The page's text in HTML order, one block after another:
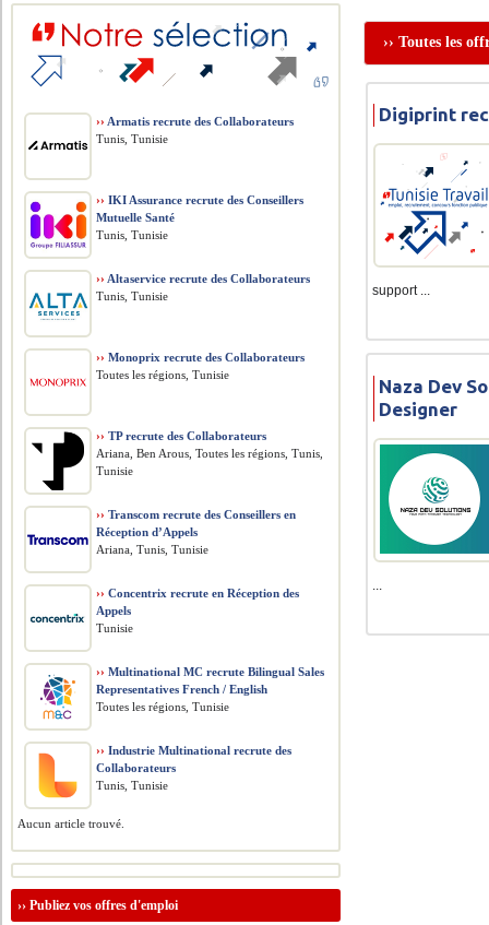
›› Toutes les
Digiprint
support ...
Naza Dev
Designer
...
›› Armatis recrute des Collaborateurs
Tunis, Tunisie
›› IKI Assurance recrute des Conseillers
Mutuelle Santé
Tunis, Tunisie
›› Altaservice recrute des Collaborateurs
Tunis, Tunisie
›› Monoprix recrute des Collaborateurs
Toutes les régions, Tunisie
›› TP recrute des Collaborateurs
Ariana, Ben Arous, Toutes les régions, Tunis,
Tunisie
›› Transcom recrute des Conseillers en
Réception d’Appels
Ariana, Tunis, Tunisie
›› Concentrix recrute en Réception des
Appels
Tunisie
›› Multinational MC recrute Bilingual Sales
Representatives French / English
Toutes les régions, Tunisie
›› Industrie Multinational recrute des
Collaborateurs
Tunis, Tunisie
Aucun article trouvé.
››Publiez vos offres d'emploi